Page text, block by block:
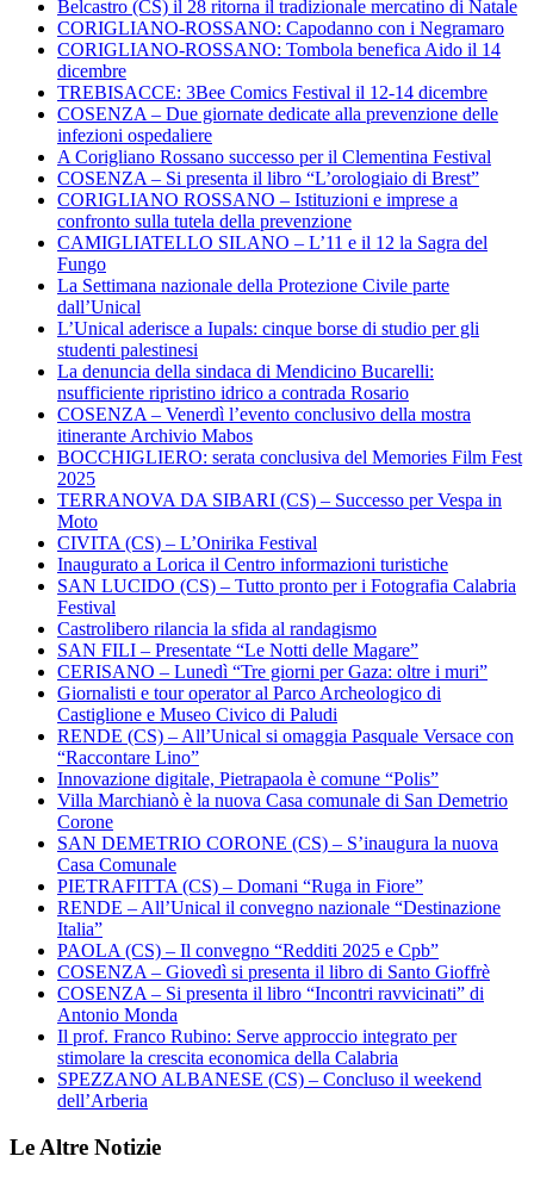
Belcastro (CS) il 28 ritorna il tradizionale mercatino di Natale
CORIGLIANO-ROSSANO: Capodanno con i Negramaro
CORIGLIANO-ROSSANO: Tombola benefica Aido il 14
dicembre
TREBISACCE: 3Bee Comics Festival il 12-14 dicembre
COSENZA – Due giornate dedicate alla prevenzione delle
infezioni ospedaliere
A Corigliano Rossano successo per il Clementina Festival
COSENZA – Si presenta il libro “L’orologiaio di Brest”
CORIGLIANO ROSSANO – Istituzioni e imprese a
confronto sulla tutela della prevenzione
CAMIGLIATELLO SILANO – L’11 e il 12 la Sagra del
Fungo
La Settimana nazionale della Protezione Civile parte
dall’Unical
L’Unical aderisce a Iupals: cinque borse di studio per gli
studenti palestinesi
La denuncia della sindaca di Mendicino Bucarelli:
nsufficiente ripristino idrico a contrada Rosario
COSENZA – Venerdì l’evento conclusivo della mostra
itinerante Archivio Mabos
BOCCHIGLIERO: serata conclusiva del Memories Film Fest
2025
TERRANOVA DA SIBARI (CS) – Successo per Vespa in
Moto
CIVITA (CS) – L’Onirika Festival
Inaugurato a Lorica il Centro informazioni turistiche
SAN LUCIDO (CS) – Tutto pronto per i Fotografia Calabria
Festival
Castrolibero rilancia la sfida al randagismo
SAN FILI – Presentate “Le Notti delle Magare”
CERISANO – Lunedì “Tre giorni per Gaza: oltre i muri”
Giornalisti e tour operator al Parco Archeologico di
Castiglione e Museo Civico di Paludi
RENDE (CS) – All’Unical si omaggia Pasquale Versace con
“Raccontare Lino”
Innovazione digitale, Pietrapaola è comune “Polis”
Villa Marchianò è la nuova Casa comunale di San Demetrio
Corone
SAN DEMETRIO CORONE (CS) – S’inaugura la nuova
Casa Comunale
PIETRAFITTA (CS) – Domani “Ruga in Fiore”
RENDE – All’Unical il convegno nazionale “Destinazione
Italia”
PAOLA (CS) – Il convegno “Redditi 2025 e Cpb”
COSENZA – Giovedì si presenta il libro di Santo Gioffrè
COSENZA – Si presenta il libro “Incontri ravvicinati” di
Antonio Monda
Il prof. Franco Rubino: Serve approccio integrato per
stimolare la crescita economica della Calabria
SPEZZANO ALBANESE (CS) – Concluso il weekend
dell’Arberia
Le Altre Notizie